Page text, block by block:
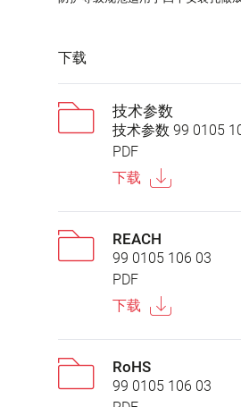
下载
技术参数
技术参数 99 0105
PDF
下载
REACH
99 0105 106 03
PDF
下载
RoHS
99 0105 106 03